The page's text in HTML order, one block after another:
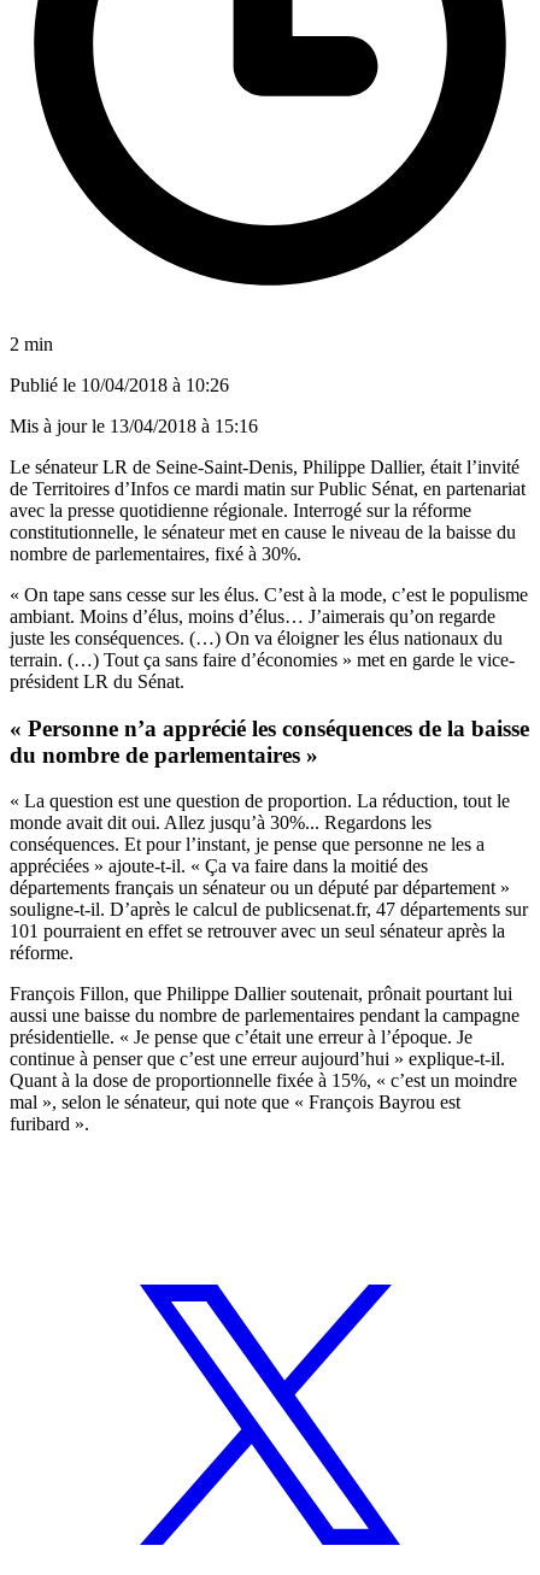
2 min
Publié le 10/04/2018 à 10:26
Mis à jour le 13/04/2018 à 15:16
Le sénateur LR de Seine-Saint-Denis, Philippe Dallier, était l’invité
de Territoires d’Infos ce mardi matin sur Public Sénat, en partenariat
avec la presse quotidienne régionale. Interrogé sur la réforme
constitutionnelle, le sénateur met en cause le niveau de la baisse du
nombre de parlementaires, fixé à 30%.
« On tape sans cesse sur les élus. C’est à la mode, c’est le populisme
ambiant. Moins d’élus, moins d’élus… J’aimerais qu’on regarde
juste les conséquences. (…) On va éloigner les élus nationaux du
terrain. (…) Tout ça sans faire d’économies » met en garde le vice-
président LR du Sénat.
« Personne n’a apprécié les conséquences de la baisse
du nombre de parlementaires »
« La question est une question de proportion. La réduction, tout le
monde avait dit oui. Allez jusqu’à 30%... Regardons les
conséquences. Et pour l’instant, je pense que personne ne les a
appréciées » ajoute-t-il. « Ça va faire dans la moitié des
départements français un sénateur ou un député par département »
souligne-t-il. D’après le calcul de publicsenat.fr, 47 départements sur
101 pourraient en effet se retrouver avec un seul sénateur après la
réforme.
François Fillon, que Philippe Dallier soutenait, prônait pourtant lui
aussi une baisse du nombre de parlementaires pendant la campagne
présidentielle. « Je pense que c’était une erreur à l’époque. Je
continue à penser que c’est une erreur aujourd’hui » explique-t-il.
Quant à la dose de proportionnelle fixée à 15%, « c’est un moindre
mal », selon le sénateur, qui note que « François Bayrou est
furibard ».